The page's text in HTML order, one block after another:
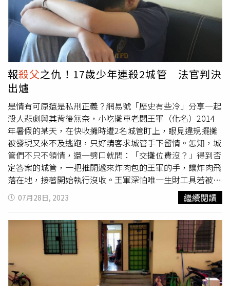
住江父雙臂，而張男則用鐵鎚狠砸江父頭顱，江父也因此倒
地當場身亡。在江父身亡後，江女與張男便用塑膠袋套住江
父的頭部，接著用機車運送江父的遺體運送到太平逡產業道
路的偏僻山溝棄屍。而江父也因為失聯未歸，家屬隨即報案
請求警方協尋，警方則是在2021年12月28日下午找尋到江
父的遺體，同時也拘提江女與張男到案說明。之後台中地方
法院一審判決，江女依《殺害直系血親尊親屬罪》判無期徒
刑，褫奪公權終身；《遺棄直系血親尊親屬屍體罪》判1年2
月，2罪應執行無期徒刑，褫奪公權終身。張男犯《殺人
罪》判無期徒刑，褫奪公權終身；另《遺棄屍體罪》，判1
年，2罪應執行無期徒刑，褫奪公權終身。根據媒體報導指
出，江父的遺孀與子女之後也對江女、張男提出刑事附帶民
事賠償訴訟，求償精神撫慰金與喪葬費等共1342萬元，江
女與張男一度抗辯金額太高，而台中地方法院最後判決兩人
應連帶賠償692萬，可上訴。
報殺父之仇！17歲少年連殺2城管 法官判決
出爐
是情有可原還是私刑正義？網易號「歷史有些冷」分享一起
殺人悲劇與其背後無奈，小吃攤車老闆王軍（化名）2014
年暑假的某天，在快收攤時遭2名城管盯上，眼見違規擺攤
被發現又來不及逃跑，只好請客求城管手下留情。怎知，城
管們不只不領情，還一劈口就問：「交攤位費沒？」得到否
定答案的城管，一把推開遞來炸肉包的王軍的手，讓炸肉飛
落在地，接著開始執行沒收。王軍深怕唯一生財工具若被沒
收，不僅要花一大筆錢及時間取回，這段期間生活費與兒子
小明（化名）就讀高三的學費，也全都沒了著落，急得下跪
嗑頭，卻被城管們無情推倒。全程在一旁的小明這時終於看
不下去，箭步上前想幫助爸爸，但被拉住攤車的父親喝斥：
「站在原地不要動！」熟料，城管見王軍反抗還大叫，竟惱
羞更大力拉扯導致餐車翻覆，滾燙的熱油全灑在王軍身上，
痛得王軍撕聲喊叫。沒想到，城管們見狀不是打給救護單
位，而是拔腿逃跑。王軍雖被兒子緊急送醫，但全身燙傷面
07月28日, 2023 繼續閱讀